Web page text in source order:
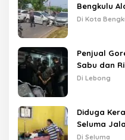
Bengkulu
Lampu
Di Kota
Penjual
Sabu dan
Disebut
Di Lebong
Diduga
Seluma
Tais
Di Seluma